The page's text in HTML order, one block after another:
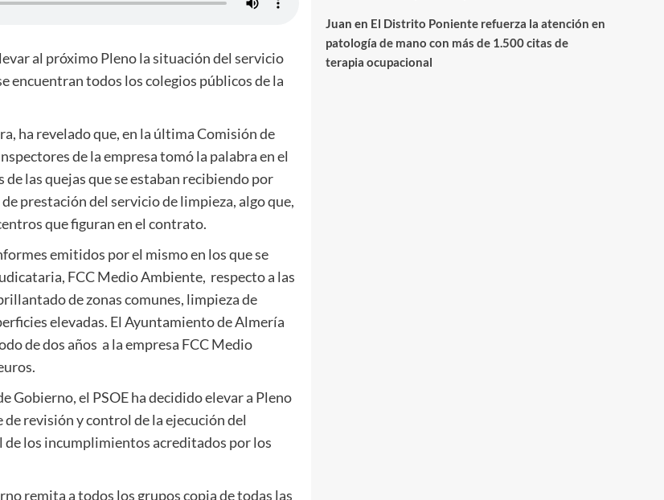
al próximo Pleno la situación del servicio
encuentran todos los colegios públicos de la
ha revelado que, en la última Comisión de
de la empresa tomó la palabra en el
las quejas que se estaban recibiendo por
prestación del servicio de limpieza, algo que,
que figuran en el contrato.
emitidos por el mismo en los que se
FCC Medio Ambiente, respecto a las
de zonas comunes, limpieza de
elevadas. El Ayuntamiento de Almería
de dos años a la empresa FCC Medio
Gobierno, el PSOE ha decidido elevar a Pleno
revisión y control de la ejecución del
de los incumplimientos acreditados por los
remita a todos los grupos copia de todas las
Juan en El Distrito Poniente refuerza la atención en
patología de mano con más de 1.500 citas de
terapia ocupacional